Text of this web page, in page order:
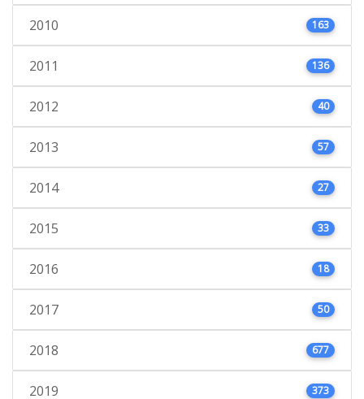
2010 163
2011 136
2012 40
2013 57
2014 27
2015 33
2016 18
2017 50
2018 677
2019 373